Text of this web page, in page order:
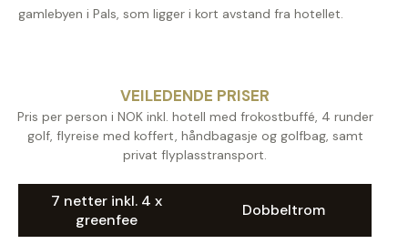
gamlebyen i Pals, som ligger i kort avstand fra hotellet.
VEILEDENDE PRISER
Pris per person i NOK inkl. hotell med frokostbuffé, 4 runder
golf, flyreise med koffert, håndbagasje og golfbag, samt
privat flyplasstransport.
7 netter inkl. 4 x
greenfee
Dobbeltrom